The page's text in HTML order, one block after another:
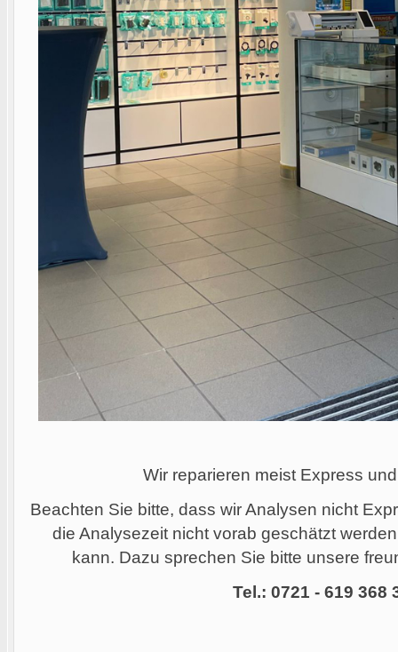
Wir reparieren meist Express
Beachten Sie bitte, dass wir Analysen nicht
die Analysezeit nicht vorab geschätzt
kann. Dazu sprechen Sie bitte unsere
Tel.: 0721 - 619 368